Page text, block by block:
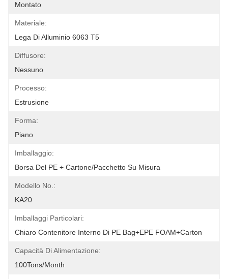
Montato
Materiale:
Lega Di Alluminio 6063 T5
Diffusore:
Nessuno
Processo:
Estrusione
Forma:
Piano
Imballaggio:
Borsa Del PE + Cartone/pacchetto Su Misura
Modello No.:
KA20
Imballaggi Particolari:
Chiaro Contenitore Interno Di PE Bag+EPE FOAM+Carton
Capacità Di Alimentazione:
100Tons/Month